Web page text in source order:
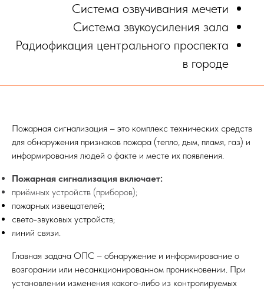
Система озвучивания мечети
Система звукоусиления зала
Радиофикация центрального проспекта
в городе
Пожарная сигнализация – это комплекс технических средств
для обнаружения признаков пожара (тепло, дым, пламя, газ) и
информирования людей о факте и месте их появления.
Пожарная сигнализация включает:
приёмных устройств (приборов);
пожарных извещателей;
свето-звуковых устройств;
линий связи.
Главная задача ОПС – обнаружение и информирование о
возгорании или несанкционированном проникновении. При
установлении изменения какого-либо из контролируемых